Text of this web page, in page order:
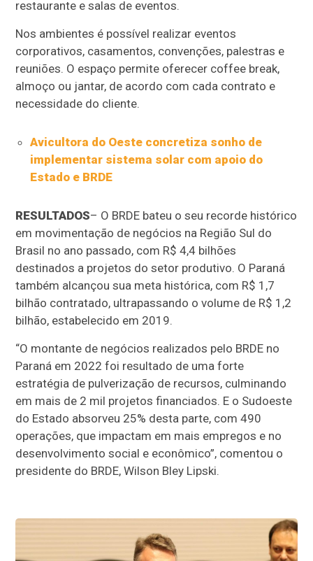
restaurante e salas de eventos.
Nos ambientes é possível realizar eventos
corporativos, casamentos, convenções, palestras e
reuniões. O espaço permite oferecer coffee break,
almoço ou jantar, de acordo com cada contrato e
necessidade do cliente.
Avicultora do Oeste concretiza sonho de
implementar sistema solar com apoio do
Estado e BRDE
RESULTADOS– O BRDE bateu o seu recorde histórico
em movimentação de negócios na Região Sul do
Brasil no ano passado, com R$ 4,4 bilhões
destinados a projetos do setor produtivo. O Paraná
também alcançou sua meta histórica, com R$ 1,7
bilhão contratado, ultrapassando o volume de R$ 1,2
bilhão, estabelecido em 2019.
“O montante de negócios realizados pelo BRDE no
Paraná em 2022 foi resultado de uma forte
estratégia de pulverização de recursos, culminando
em mais de 2 mil projetos financiados. E o Sudoeste
do Estado absorveu 25% desta parte, com 490
operações, que impactam em mais empregos e no
desenvolvimento social e econômico”, comentou o
presidente do BRDE, Wilson Bley Lipski.